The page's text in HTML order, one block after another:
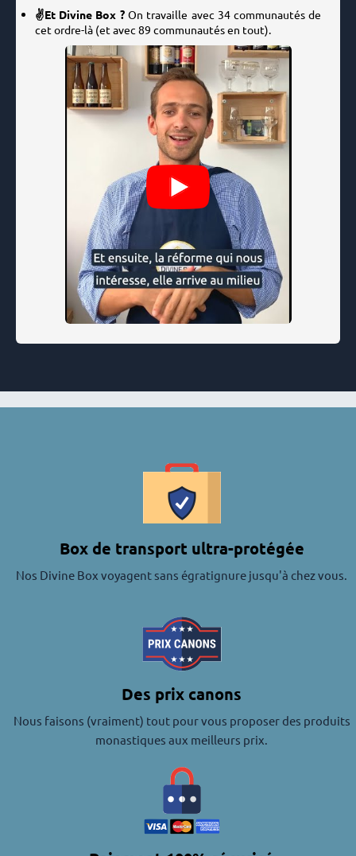
✌️Et Divine Box ?On travaille avec 34 communautés de
cet ordre-là (et avec 89 communautés en tout).
Box de transport ultra-protégée
Nos Divine Box voyagent sans égratignure jusqu'à chez vous.
Des prix canons
Nous faisons (vraiment) tout pour vous proposer des produits
monastiques aux meilleurs prix.